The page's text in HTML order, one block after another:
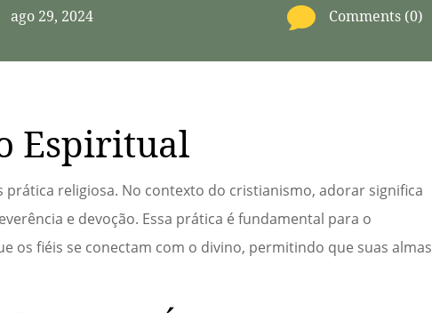
ago 29, 2024  Comments (0)
Espiritual
religiosa. No contexto do cristianismo, adorar significa
e devoção. Essa prática é fundamental para o
os fiéis se conectam com o divino, permitindo que suas almas